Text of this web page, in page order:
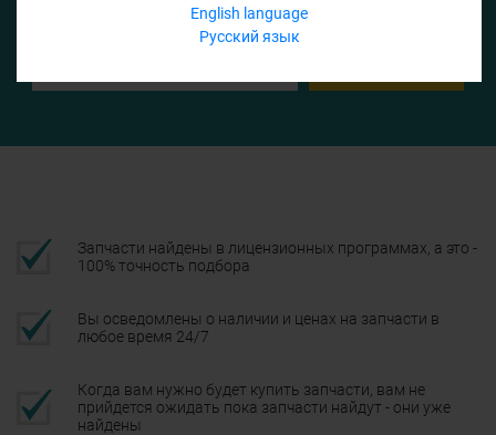
English language
Русский язык
Запчасти найдены в лицензионных программах, а это -
100% точность подбора
Вы осведомлены о наличии и ценах на запчасти в
любое время 24/7
Когда вам нужно будет купить запчасти, вам не
прийдется ожидать пока запчасти найдут - они уже
найдены